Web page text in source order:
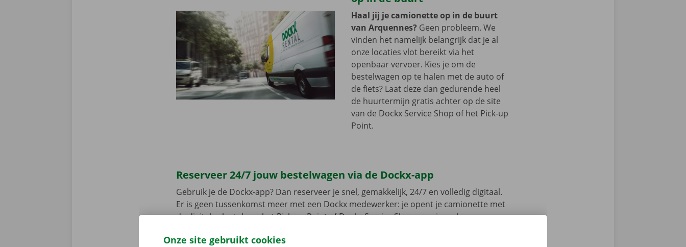
Haal jij je camionette op in de buurt
van Arquennes? Geen probleem. We
vinden het namelijk belangrijk dat je al
onze locaties vlot bereikt via het
openbaar vervoer. Kies je om de
bestelwagen op te halen met de auto of
de fiets? Laat deze dan gedurende heel
de huurtermijn gratis achter op de site
van de Dockx Service Shop of het Pick-up
Point.
Reserveer 24/7 jouw bestelwagen via de Dockx-app
Gebruik je de Dockx-app? Dan reserveer je snel, gemakkelijk, 24/7 en volledig digitaal.
Er is geen tussenkomst meer met een Dockx medewerker: je opent je camionette met
de digitale sleutel aan het Pick-up Point of Dockx Service Shop naar jouw keuze.
App Store.
Onze site gebruikt cookies